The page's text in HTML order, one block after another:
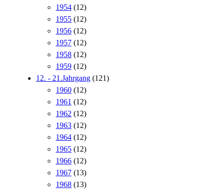
1954 (12)
1955 (12)
1956 (12)
1957 (12)
1958 (12)
1959 (12)
12. - 21.Jahrgang (121)
1960 (12)
1961 (12)
1962 (12)
1963 (12)
1964 (12)
1965 (12)
1966 (12)
1967 (13)
1968 (13)